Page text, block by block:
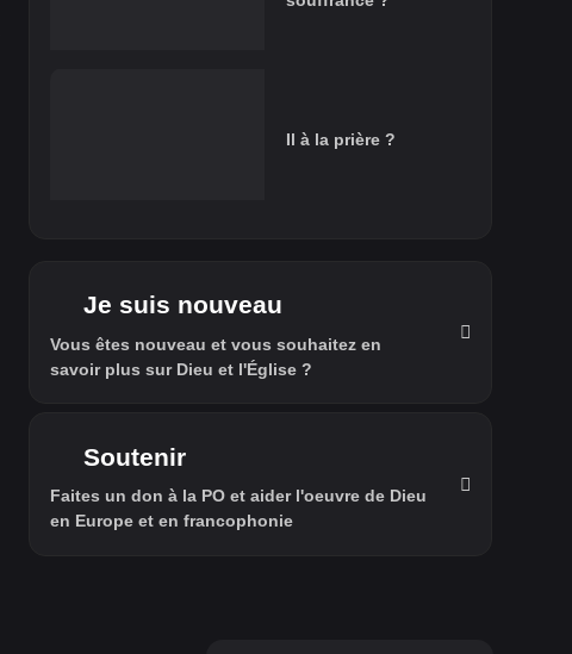
Il à la prière ?
Je suis nouveau
Vous êtes nouveau et vous souhaitez en
savoir plus sur Dieu et l'Église ?
Soutenir
Faites un don à la PO et aider l'oeuvre de Dieu
en Europe et en francophonie